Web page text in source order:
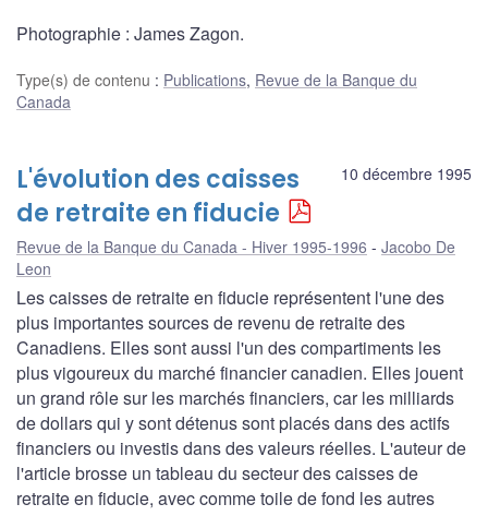
Photographie : James Zagon.
Type(s) de contenu : Publications, Revue de la Banque du
Canada
10 décembre 1995
L'évolution des caisses
de retraite en fiducie
Revue de la Banque du Canada - Hiver 1995-1996
Jacobo De
Leon
Les caisses de retraite en fiducie représentent l'une des
plus importantes sources de revenu de retraite des
Canadiens. Elles sont aussi l'un des compartiments les
plus vigoureux du marché financier canadien. Elles jouent
un grand rôle sur les marchés financiers, car les milliards
de dollars qui y sont détenus sont placés dans des actifs
financiers ou investis dans des valeurs réelles. L'auteur de
l'article brosse un tableau du secteur des caisses de
retraite en fiducie, avec comme toile de fond les autres